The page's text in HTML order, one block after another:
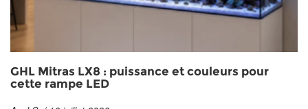
GHL Mitras LX8 : puissance et couleurs pour
cette rampe LED